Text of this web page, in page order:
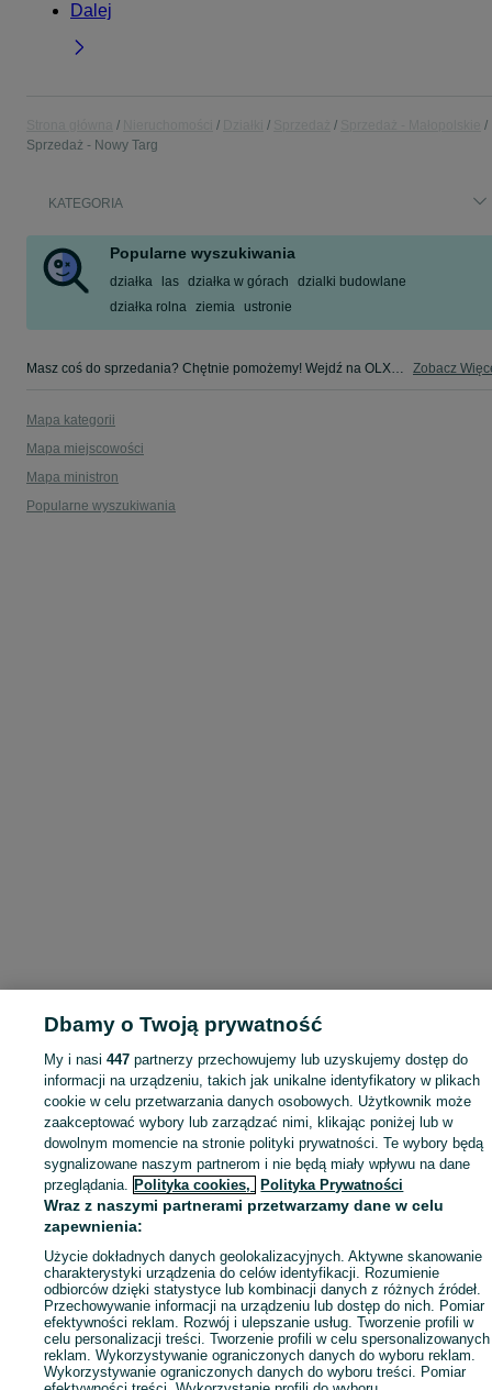
Dalej
Sprzedaż - Nowy Targ
KATEGORIA
Popularne wyszukiwania
działka las działka w górach
dzialki budowlane
działka rolna ziemia ustronie
Masz coś do sprzedania? Chętnie pomożemy! Wejdź na OLX, dodaj ofertę i sprzedaj w kategorii Sprzedaż - Nowy Targ i okolice! Zobacz
Mapa kategorii
Mapa miejscowości
Mapa ministron
Popularne wyszukiwania
Dbamy o Twoją prywatność
My i nasi447 partnerzy przechowujemy lub uzyskujemy dostęp do
informacji na urządzeniu, takich jak unikalne identyfikatory w plikach
cookie w celu przetwarzania danych osobowych. Użytkownik może
zaakceptować wybory lub zarządzać nimi, klikając poniżej lub w
dowolnym momencie na stronie polityki prywatności. Te wybory będą
sygnalizowane naszym partnerom i nie będą miały wpływu na dane
przeglądania. Polityka cookies, Polityka Prywatności
Wraz z naszymi partnerami przetwarzamy dane w celu
zapewnienia:
Użycie dokładnych danych geolokalizacyjnych. Aktywne skanowanie
charakterystyki urządzenia do celów identyfikacji. Rozumienie
odbiorców dzięki statystyce lub kombinacji danych z różnych źródeł.
Przechowywanie informacji na urządzeniu lub dostęp do nich. Pomiar
efektywności reklam. Rozwój i ulepszanie usług. Tworzenie profili w
celu personalizacji treści. Tworzenie profili w celu spersonalizowanych
reklam. Wykorzystywanie ograniczonych danych do wyboru reklam.
Wykorzystywanie ograniczonych danych do wyboru treści. Pomiar